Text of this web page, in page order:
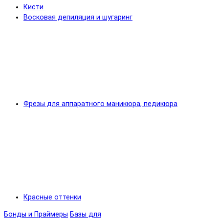
Кисти
Восковая депиляция и шугаринг
Фрезы для аппаратного маникюра, педикюра
Красные оттенки
Бонды и Праймеры Базы для